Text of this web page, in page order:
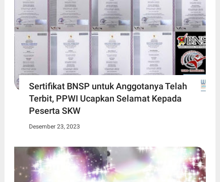
Sertifikat BNSP untuk Anggotanya Telah
Terbit, PPWI Ucapkan Selamat Kepada
Peserta SKW
Desember 23, 2023